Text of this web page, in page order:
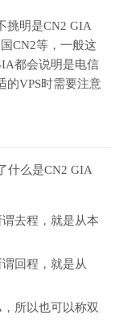
挑明是CN2 GIA
CN2等，一般这
都会说明是电信
的VPS时需要注意
什么是CN2 GIA
去程，就是从本
回程，就是从
所以也可以称双